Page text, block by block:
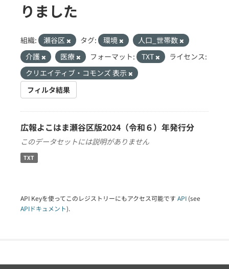
りました
組織: 瀬谷区 タグ: 環境
人口_世帯数
介護
医療 フォーマット: TXT
ライセンス:
クリエイティブ・コモンズ 表示
フィルタ結果
広報よこはま瀬谷区版2024（令和６）年発行分
このデータセットには説明がありません
TXT
API Keyを使ってこのレジストリーにもアクセス可能です API (see
APIドキュメント).